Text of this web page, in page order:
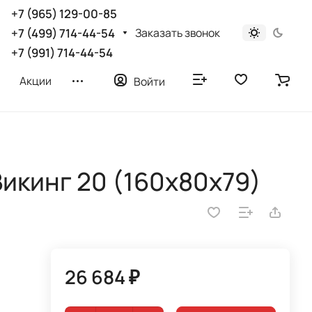
+7 (965) 129-00-85
+7 (499) 714-44-54
+7 (991) 714-44-54
Заказать звонок
Акции Войти
20 (160х80х79)
26 684 ₽